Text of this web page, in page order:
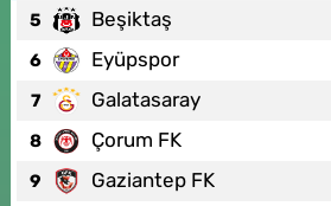
5 Beşiktaş
6 Eyüpspor
7 Galatasaray
8 Çorum FK
9 Gaziantep FK